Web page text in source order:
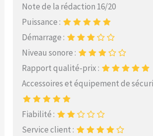
Note de la rédaction 16/20
Puissance :
Démarrage :
Niveau sonore :
Rapport qualité-prix :
Accessoires et équipement de
Fiabilité :
Service client :